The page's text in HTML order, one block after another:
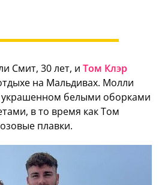
Смит, 30 лет, иТом Клэр
на Мальдивах. Молли
украшенном белыми оборками
в то время как Том
плавки.